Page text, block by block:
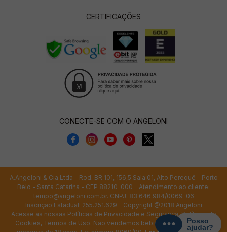
CERTIFICAÇÕES
CONECTE-SE COM O ANGELONI
A.Angeloni & Cia Ltda - Rod. BR 101, 156,5 Sala 01, Alto Perequê - Porto
Belo - Santa Catarina - CEP 88210-000 - Atendimento ao cliente:
tempo@angeloni.com.br. CNPJ: 83.646.984/0069-06
Inscrição Estadual: 255.251.629 - Copyright @2018 Angeloni
Acesse as nossas Políticas de Privacidade e Segurança,Políticas de
Cookies, Termos de Uso. Não vendemos bebidas alcoólicas para